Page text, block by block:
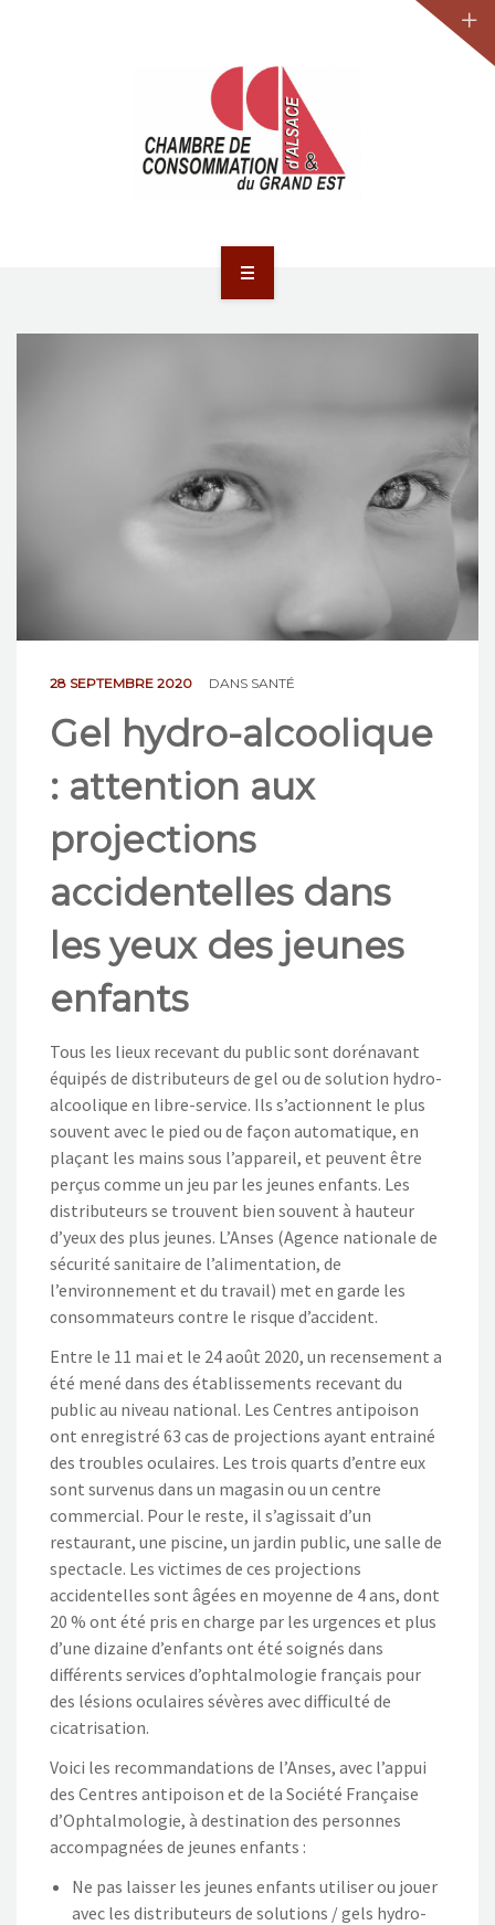
28 SEPTEMBRE 2020 DANS SANTÉ
Gel hydro-alcoolique
: attention aux
projections
accidentelles dans
les yeux des jeunes
enfants
Tous les lieux recevant du public sont dorénavant
équipés de distributeurs de gel ou de solution hydro-
alcoolique en libre-service. Ils s’actionnent le plus
souvent avec le pied ou de façon automatique, en
plaçant les mains sous l’appareil, et peuvent être
perçus comme un jeu par les jeunes enfants. Les
distributeurs se trouvent bien souvent à hauteur
d’yeux des plus jeunes. L’Anses (Agence nationale de
sécurité sanitaire de l’alimentation, de
l’environnement et du travail) met en garde les
consommateurs contre le risque d’accident.
Entre le 11 mai et le 24 août 2020, un recensement a
été mené dans des établissements recevant du
public au niveau national. Les Centres antipoison
ont enregistré 63 cas de projections ayant entrainé
des troubles oculaires. Les trois quarts d’entre eux
sont survenus dans un magasin ou un centre
commercial. Pour le reste, il s’agissait d’un
restaurant, une piscine, un jardin public, une salle de
spectacle. Les victimes de ces projections
accidentelles sont âgées en moyenne de 4 ans, dont
20 % ont été pris en charge par les urgences et plus
d’une dizaine d’enfants ont été soignés dans
différents services d’ophtalmologie français pour
des lésions oculaires sévères avec difficulté de
cicatrisation.
Voici les recommandations de l’Anses, avec l’appui
des Centres antipoison et de la Société Française
d’Ophtalmologie, à destination des personnes
accompagnées de jeunes enfants :
Ne pas laisser les jeunes enfants utiliser ou jouer
avec les distributeurs de solutions / gels hydro-